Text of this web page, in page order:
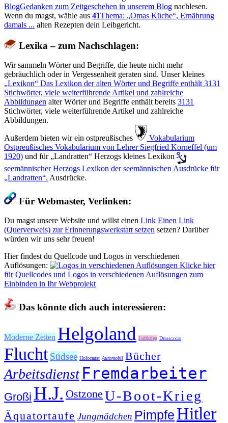
BlogGedanken zum Zeitgeschehen in unserem Blog nachlesen.
Wenn du magst, wähle aus 41Thema: Omas Küche , Ernährung
damals ... alten Rezepten dein Leibgericht.
Lexika – zum Nachschlagen:
Wir sammeln Wörter und Begriffe, die heute nicht mehr
gebräuchlich oder in Vergessenheit geraten sind. Unser kleines
Lexikon
Das Lexikon der alten Wörter und Begriffe enthält 3131
Stichwörter, viele weiterführende Artikel und zahlreiche
Abbildungen alter Wörter und Begriffe enthält bereits 3131
Stichwörter, viele weiterführende Artikel und zahlreiche
Abbildungen.
Außerdem bieten wir ein ostpreußisches
️ Vokabularium
Ostpreußisches Vokabularium von Lehrer Siegfried Korneffel (um
1920) und für Landratten Herzogs kleines Lexikon
seemännischerHerzogs Lexikon der seemännischen Ausdrücke für
Landratten . Ausdrücke.
Für Webmaster, Verlinken:
Du magst unsere Website und willst einen Link Einen Link
(Querverweis) zur Erinnerungswerkstatt setzen setzen? Darüber
würden wir uns sehr freuen!
Hier findest du Quellcode und Logos in verschiedenen
Auflösungen:
Klicke hier
für Quellcodes und Logos in verschiedenen Auflösungen zum
Einbinden in Ihr Webprojekt
Das könnte dich auch interessieren:
Moderne Zeiten Helgoland Luftkrieg Demagogie
Flucht Südsee Holocaust Automobil Bücher
Arbeitsdienst Fremdarbeiter
Großi H.J. Ostzone U-Boot-Krieg
Äquatortaufe Jungmädchen Pimpfe Hitler